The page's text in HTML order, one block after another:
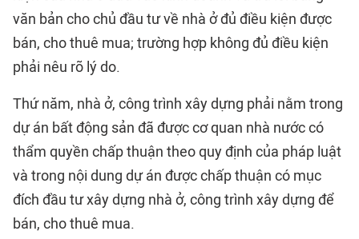
văn bản cho chủ đầu tư về nhà ở đủ điều kiện được
bán, cho thuê mua; trường hợp không đủ điều kiện
phải nêu rõ lý do.
Thứ năm, nhà ở, công trình xây dựng phải nằm trong
dự án bất động sản đã được cơ quan nhà nước có
thẩm quyền chấp thuận theo quy định của pháp luật
và trong nội dung dự án được chấp thuận có mục
đích đầu tư xây dựng nhà ở, công trình xây dựng để
bán, cho thuê mua.